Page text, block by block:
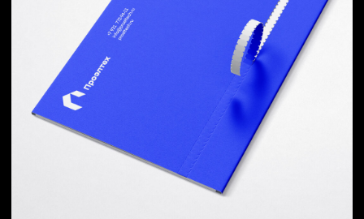
Упаковка и брендинг ресторана